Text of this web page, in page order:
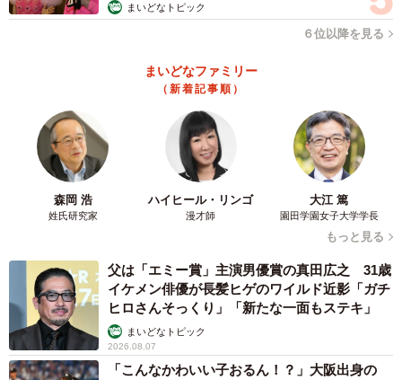
LANケーブル、OAタップ、RJ-45プラグ、光清掃用品、
コンソールケーブルなどが24時間買えると話題のスポッ
ト。「経費で落としやすい自動販売機にしたい」という思
いから、全ての商品に購入明細書を貼り付けて販売すると
いうきめ細やかさです。
プロ向けのパーツが並ぶ中、キーホルダーは異彩を放ち
ますが、こちらも補充した先から売り切れるという人気ぶ
まいどなトピック
６位以降を見る
まいどなファミリー
（新着記事順）
森岡 浩
姓氏研究家
ハイヒール・リンゴ
漫才師
大江 篤
園田学園女子大学学長
もっと見る
父は「エミー賞」主演男優賞の真田広之 31歳
イケメン俳優が長髪ヒゲのワイルド近影「ガチ
ヒロさんそっくり」「新たな一面もステキ」
まいどなトピック
2026.08.07
「こんなかわいい子おるん！？」大阪出身の